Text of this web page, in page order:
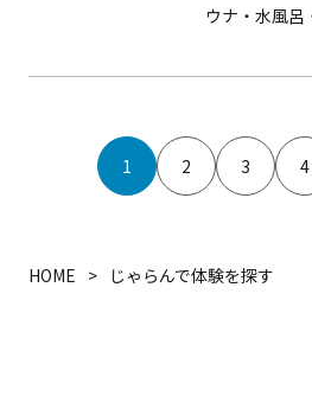
ウナ・水風
酸」が豊富
1
2 3 4
HOME じゃらんで体験を探す